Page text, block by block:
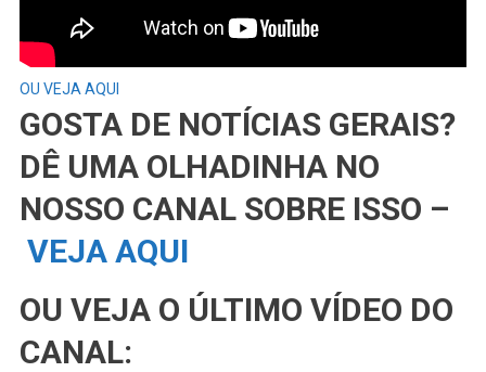
OU VEJA AQUI
GOSTA DE NOTÍCIAS GERAIS?
DÊ UMA OLHADINHA NO
NOSSO CANAL SOBRE ISSO –
VEJA AQUI
OU VEJA O ÚLTIMO VÍDEO DO
CANAL: